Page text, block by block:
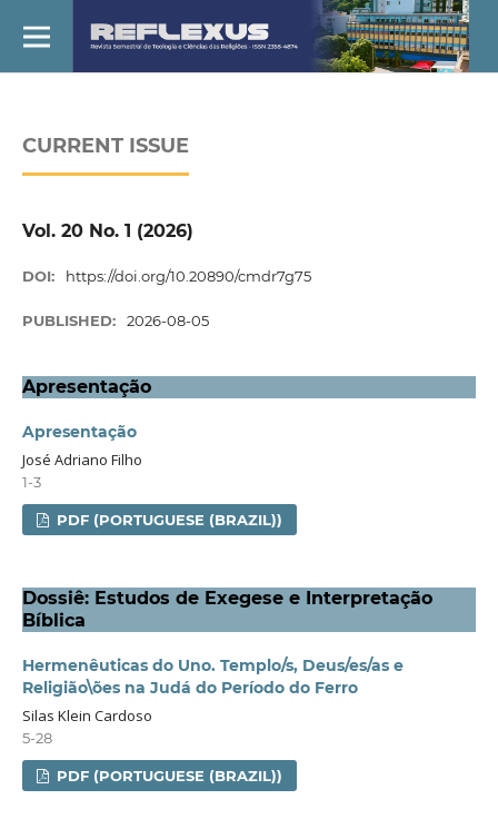
CURRENT ISSUE
Vol. 20 No. 1 (2026)
DOI: https://doi.org/10.20890/cmdr7g75
PUBLISHED: 2026-08-05
Apresentação
Apresentação
José Adriano Filho
1-3
PDF (PORTUGUESE (BRAZIL))
Dossiê: Estudos de Exegese e Interpretação
Bíblica
Hermenêuticas do Uno. Templo/s, Deus/es/as e
Religião\ões na Judá do Período do Ferro
Silas Klein Cardoso
5-28
PDF (PORTUGUESE (BRAZIL))